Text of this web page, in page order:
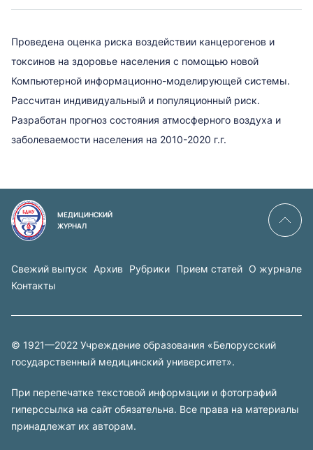
Проведена оценка риска воздействии канцерогенов и
токсинов на здоровье населения с помощью новой
Компьютерной информационно-моделирующей системы.
Рассчитан индивидуальный и популяционный риск.
Разработан прогноз состояния атмосферного воздуха и
заболеваемости населения на 2010-2020 г.г.
МЕДИЦИНСКИЙ
ЖУРНАЛ
Свежий выпуск Архив Рубрики Прием статей О журнале
Контакты
© 1921—2022 Учреждение образования «Белорусский
государственный медицинский университет».
При перепечатке текстовой информации и фотографий
гиперссылка на сайт обязательна. Все права на материалы
принадлежат их авторам.